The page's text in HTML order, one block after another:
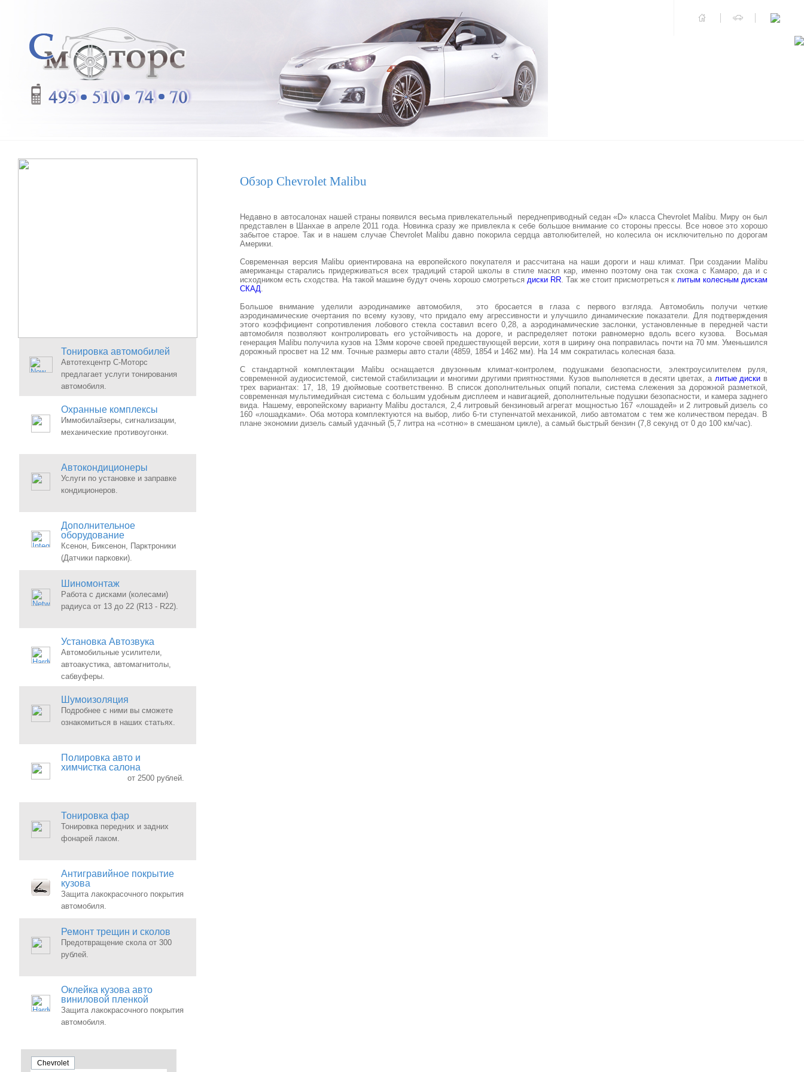
Тонировка автомобилей
Автотехцентр С-Моторс
предлагает услуги тонирования
автомобиля.
Охранные комплексы
Иммобилайзеры, сигнализации,
механические противоугонки.
Автокондиционеры
Услуги по установке и заправке
кондиционеров.
Дополнительное
оборудование
Ксенон, Биксенон, Парктроники
(Датчики парковки).
Шиномонтаж
Работа с дисками (колесами)
радиуса от 13 до 22 (R13 - R22).
Установка Автозвука
Автомобильные усилители,
автоакустика, автомагнитолы,
сабвуферы.
Шумоизоляция
Подробнее с ними вы сможете
ознакомиться в наших статьях.
Полировка авто и
химчистка салона
от 2500 рублей.
Тонировка фар
Тонировка передних и задних
фонарей лаком.
Антигравийное покрытие
кузова
Защита лакокрасочного покрытия
автомобиля.
Ремонт трещин и сколов
Предотвращение скола от 300
рублей.
Оклейка кузова авто
виниловой пленкой
Защита лакокрасочного покрытия
автомобиля.
Chevrolet
Обзор Chevrolet Malibu
Недавно в автосалонах нашей страны появился весьма привлекательный переднеприводный седан «D» класса Chevrolet Malibu. Миру он был
представлен в Шанхае в апреле 2011 года. Новинка сразу же привлекла к себе большое внимание со стороны прессы. Все новое это хорошо
забытое старое. Так и в нашем случае Chevrolet Malibu давно покорила сердца автолюбителей, но колесила он исключительно по дорогам
Америки.
Современная версия Malibu ориентирована на европейского покупателя и рассчитана на наши дороги и наш климат. При создании Malibu
американцы старались придерживаться всех традиций старой школы в стиле маскл кар, именно поэтому она так схожа с Камаро, да и с
исходником есть сходства. На такой машине будут очень хорошо смотреться диски RR. Так же стоит присмотреться к литым колесным дискам
СКАД.
Большое внимание уделили аэродинамике автомобиля, это бросается в глаза с первого взгляда. Автомобиль получи четкие
аэродинамические очертания по всему кузову, что придало ему агрессивности и улучшило динамические показатели. Для подтверждения
этого коэффициент сопротивления лобового стекла составил всего 0,28, а аэродинамические заслонки, установленные в передней части
автомобиля позволяют контролировать его устойчивость на дороге, и распределяет потоки равномерно вдоль всего кузова. Восьмая
генерация Malibu получила кузов на 13мм короче своей предшествующей версии, хотя в ширину она поправилась почти на 70 мм. Уменьшился
дорожный просвет на 12 мм. Точные размеры авто стали (4859, 1854 и 1462 мм). На 14 мм сократилась колесная база.
С стандартной комплектации Malibu оснащается двузонным климат-контролем, подушками безопасности, электроусилителем руля,
современной аудиосистемой, системой стабилизации и многими другими приятностями. Кузов выполняется в десяти цветах, а литые диски в
трех вариантах: 17, 18, 19 дюймовые соответственно. В список дополнительных опций попали, система слежения за дорожной разметкой,
современная мультимедийная система с большим удобным дисплеем и навигацией, дополнительные подушки безопасности, и камера заднего
вида. Нашему, европейскому варианту Malibu достался, 2,4 литровый бензиновый агрегат мощностью 167 «лошадей» и 2 литровый дизель со
160 «лошадками». Оба мотора комплектуются на выбор, либо 6-ти ступенчатой механикой, либо автоматом с тем же количеством передач. В
плане экономии дизель самый удачный (5,7 литра на «сотню» в смешаном цикле), а самый быстрый бензин (7,8 секунд от 0 до 100 км/час).